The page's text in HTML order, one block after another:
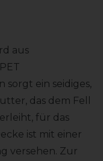
aus
ein seidiges,
das dem Fell
für das
ist mit einer
versehen. Zur